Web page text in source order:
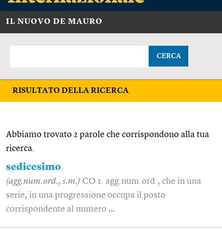
IL NUOVO DE MAURO
CERCA
RISULTATO DELLA RICERCA
Abbiamo trovato 2 parole che corrispondono alla tua
ricerca.
sedicesimo
(agg.num.ord., s.m.) CO 1. agg.num.ord., che in una
serie, in una progressione occupa il posto
corrispondente al numero …